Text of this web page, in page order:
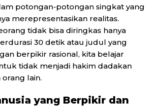
potongan-potongan singkat yang
merepresentasikan realitas.
tidak bisa diringkas hanya
30 detik atau judul yang
berpikir rasional, kita belajar
tidak menjadi hakim dadakan
lain.
yang Berpikir dan